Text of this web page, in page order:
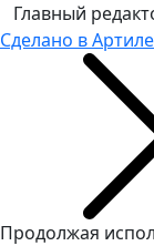
Главный
Сделано в Артиле
Продолжая